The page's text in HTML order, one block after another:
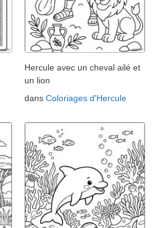
Hercule avec un cheval ailé et
un lion
dans Coloriages d'Hercule